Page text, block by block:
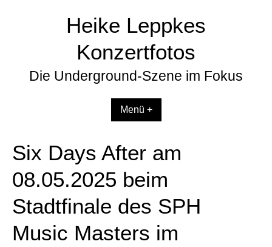
Heike Leppkes
Konzertfotos
Die Underground-Szene im Fokus
Menü +
Six Days After am
08.05.2025 beim
Stadtfinale des SPH
Music Masters im